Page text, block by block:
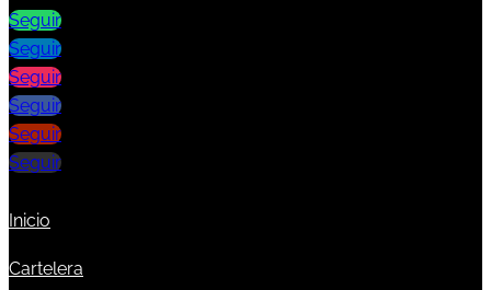
Seguir
Seguir
Seguir
Seguir
Seguir
Seguir
Inicio
Cartelera